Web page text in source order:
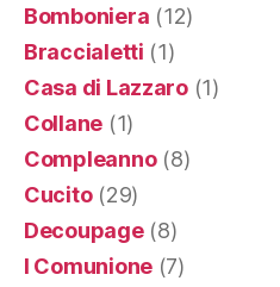
Bomboniera (12)
Braccialetti (1)
Casa di Lazzaro(1)
Collane (1)
Compleanno(8)
Cucito(29)
Decoupage(8)
I Comunione (7)